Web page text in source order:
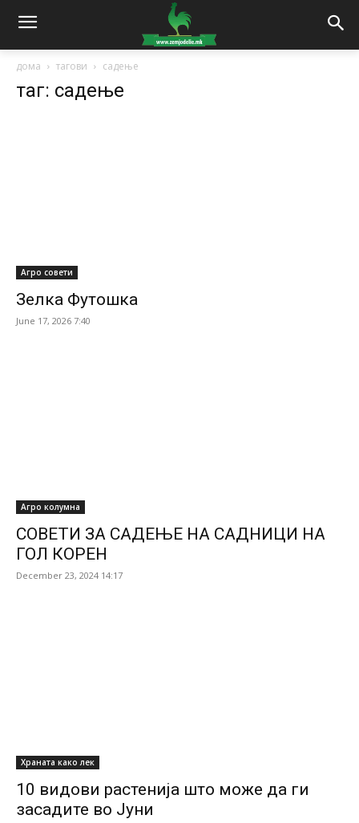
дома тагови садење
таг: садење
Агро совети
Зелка Футошка
June 17, 2026 7:40
Агро колумна
СОВЕТИ ЗА САДЕЊЕ НА САДНИЦИ НА
ГОЛ КОРЕН
December 23, 2024 14:17
Храната како лек
10 видови растенија што може да ги
засадите во Јуни